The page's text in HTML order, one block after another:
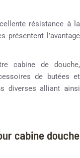
résistance à la
présentent l’avantage
cabine de douche,
de butées et
diverses alliant ainsi
cabine douche